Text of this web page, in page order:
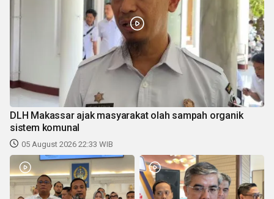
DLH Makassar ajak masyarakat olah sampah organik
sistem komunal
05 August 2026 22:33 WIB